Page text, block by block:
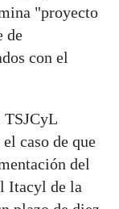
"proyecto
de
con el
TSJCyL
caso de que
del
Itacyl de la